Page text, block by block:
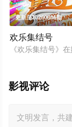
更新至20260806期
欢乐集结号
《欢乐集结号》
影视评论